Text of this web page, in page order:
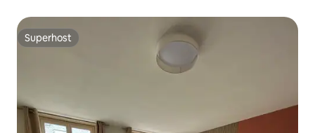
Superhost
Superhost